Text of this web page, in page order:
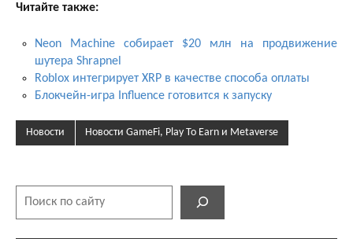
Читайте также:
Neon Machine собирает $20 млн на продвижение
шутера Shrapnel
Roblox интегрирует XRP в качестве способа оплаты
Блокчейн-игра Influence готовится к запуску
Новости Новости GameFi, Play To Earn и Metaverse